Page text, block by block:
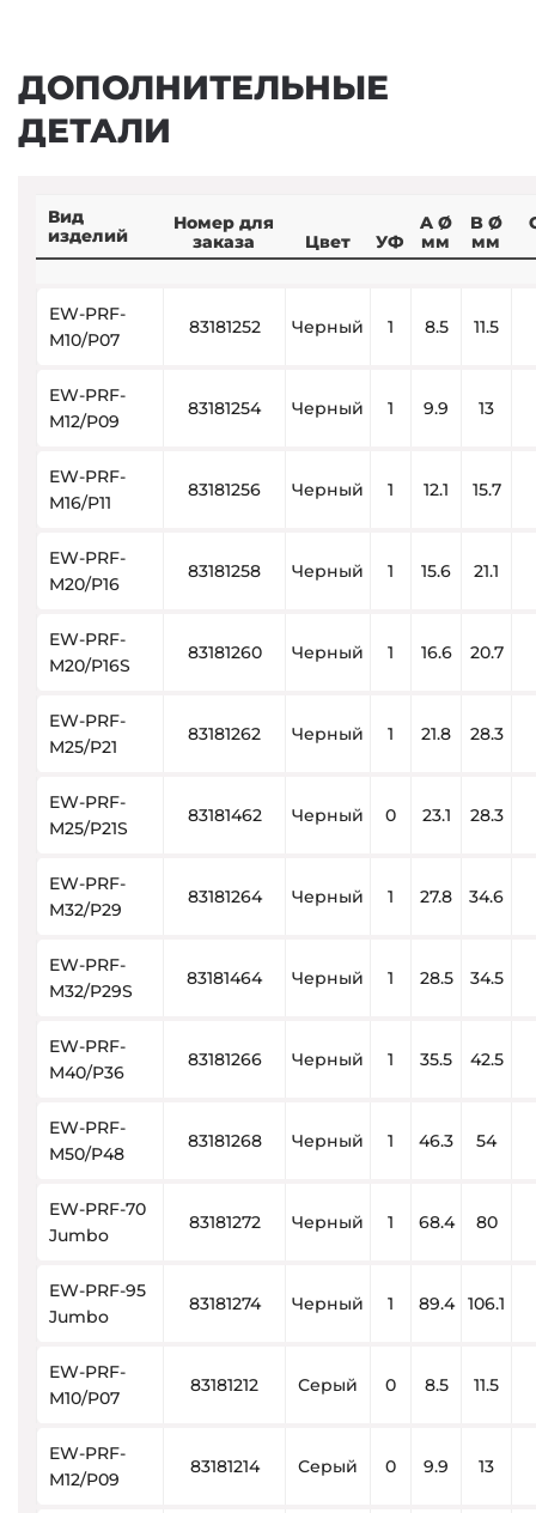
ДОПОЛНИТЕЛЬНЫЕ
ДЕТАЛИ
Вид
изделий
Номер для
заказа
Цвет УФ
A Ø
мм
B Ø
мм
EW-PRF-
M10/P07
83181252 Черный 1 8.5 11.5
EW-PRF-
M12/P09
83181254 Черный 1 9.9 13
EW-PRF-
M16/P11
83181256 Черный 1 12.1 15.7
EW-PRF-
M20/P16
83181258 Черный 1 15.6 21.1
EW-PRF-
M20/P16S
83181260 Черный 1 16.6 20.7
EW-PRF-
M25/P21
83181262 Черный 1 21.8 28.3
EW-PRF-
M25/P21S
83181462 Черный 0 23.1 28.3
EW-PRF-
M32/P29
83181264 Черный 1 27.8 34.6
EW-PRF-
M32/P29S
83181464 Черный 1 28.5 34.5
EW-PRF-
M40/P36
83181266 Черный 1 35.5 42.5
EW-PRF-
M50/P48
83181268 Черный 1 46.3 54
EW-PRF-70
Jumbo
83181272 Черный 1 68.4 80
EW-PRF-95
Jumbo
83181274 Черный 1 89.4 106.1
EW-PRF-
M10/P07
83181212 Серый 0 8.5 11.5
EW-PRF-
M12/P09
83181214 Серый 0 9.9 13